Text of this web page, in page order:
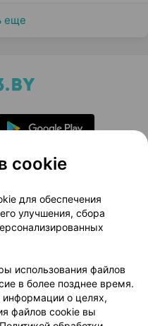
еще
проекта
маркетинг
Доставка
Партнеры
103.by
cookie
для обеспечения
улучшения, сбора
использования файлов
в более позднее время.
информации о целях,
файлов cookie вы